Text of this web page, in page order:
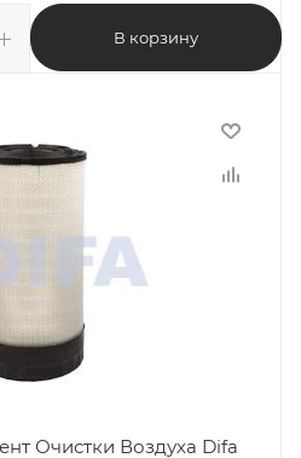
В корзину
Очистки Воздуха Difa